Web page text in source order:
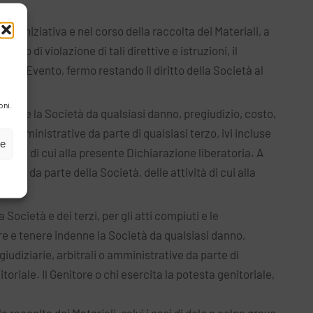
e nel corso della raccolta dei Materiali, a
di violazione di tali direttive e istruzioni, il
fermo restando il diritto della Società al
la Società da qualsiasi danno, pregiudizio, costo,
amministrative da parte di qualsiasi terzo, ivi incluse
di cui alla presente Dichiarazione liberatoria. A
da parte della Società, delle attività di cui alla
Società e dei terzi, per gli atti compiuti e le
e tenere indenne la Società da qualsiasi danno,
arbitrali o amministrative da parte di
Il Genitore o chi esercita la potesta genitoriale,